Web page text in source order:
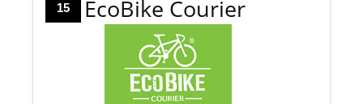
15 EcoBike Courier